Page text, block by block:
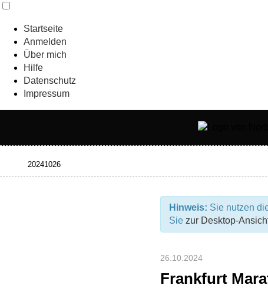
Startseite
Anmelden
Über mich
Hilfe
Datenschutz
Impressum
Hinweis: Sie nutzen
Sie zur Desktop-
26.10.2024
Frankfurt